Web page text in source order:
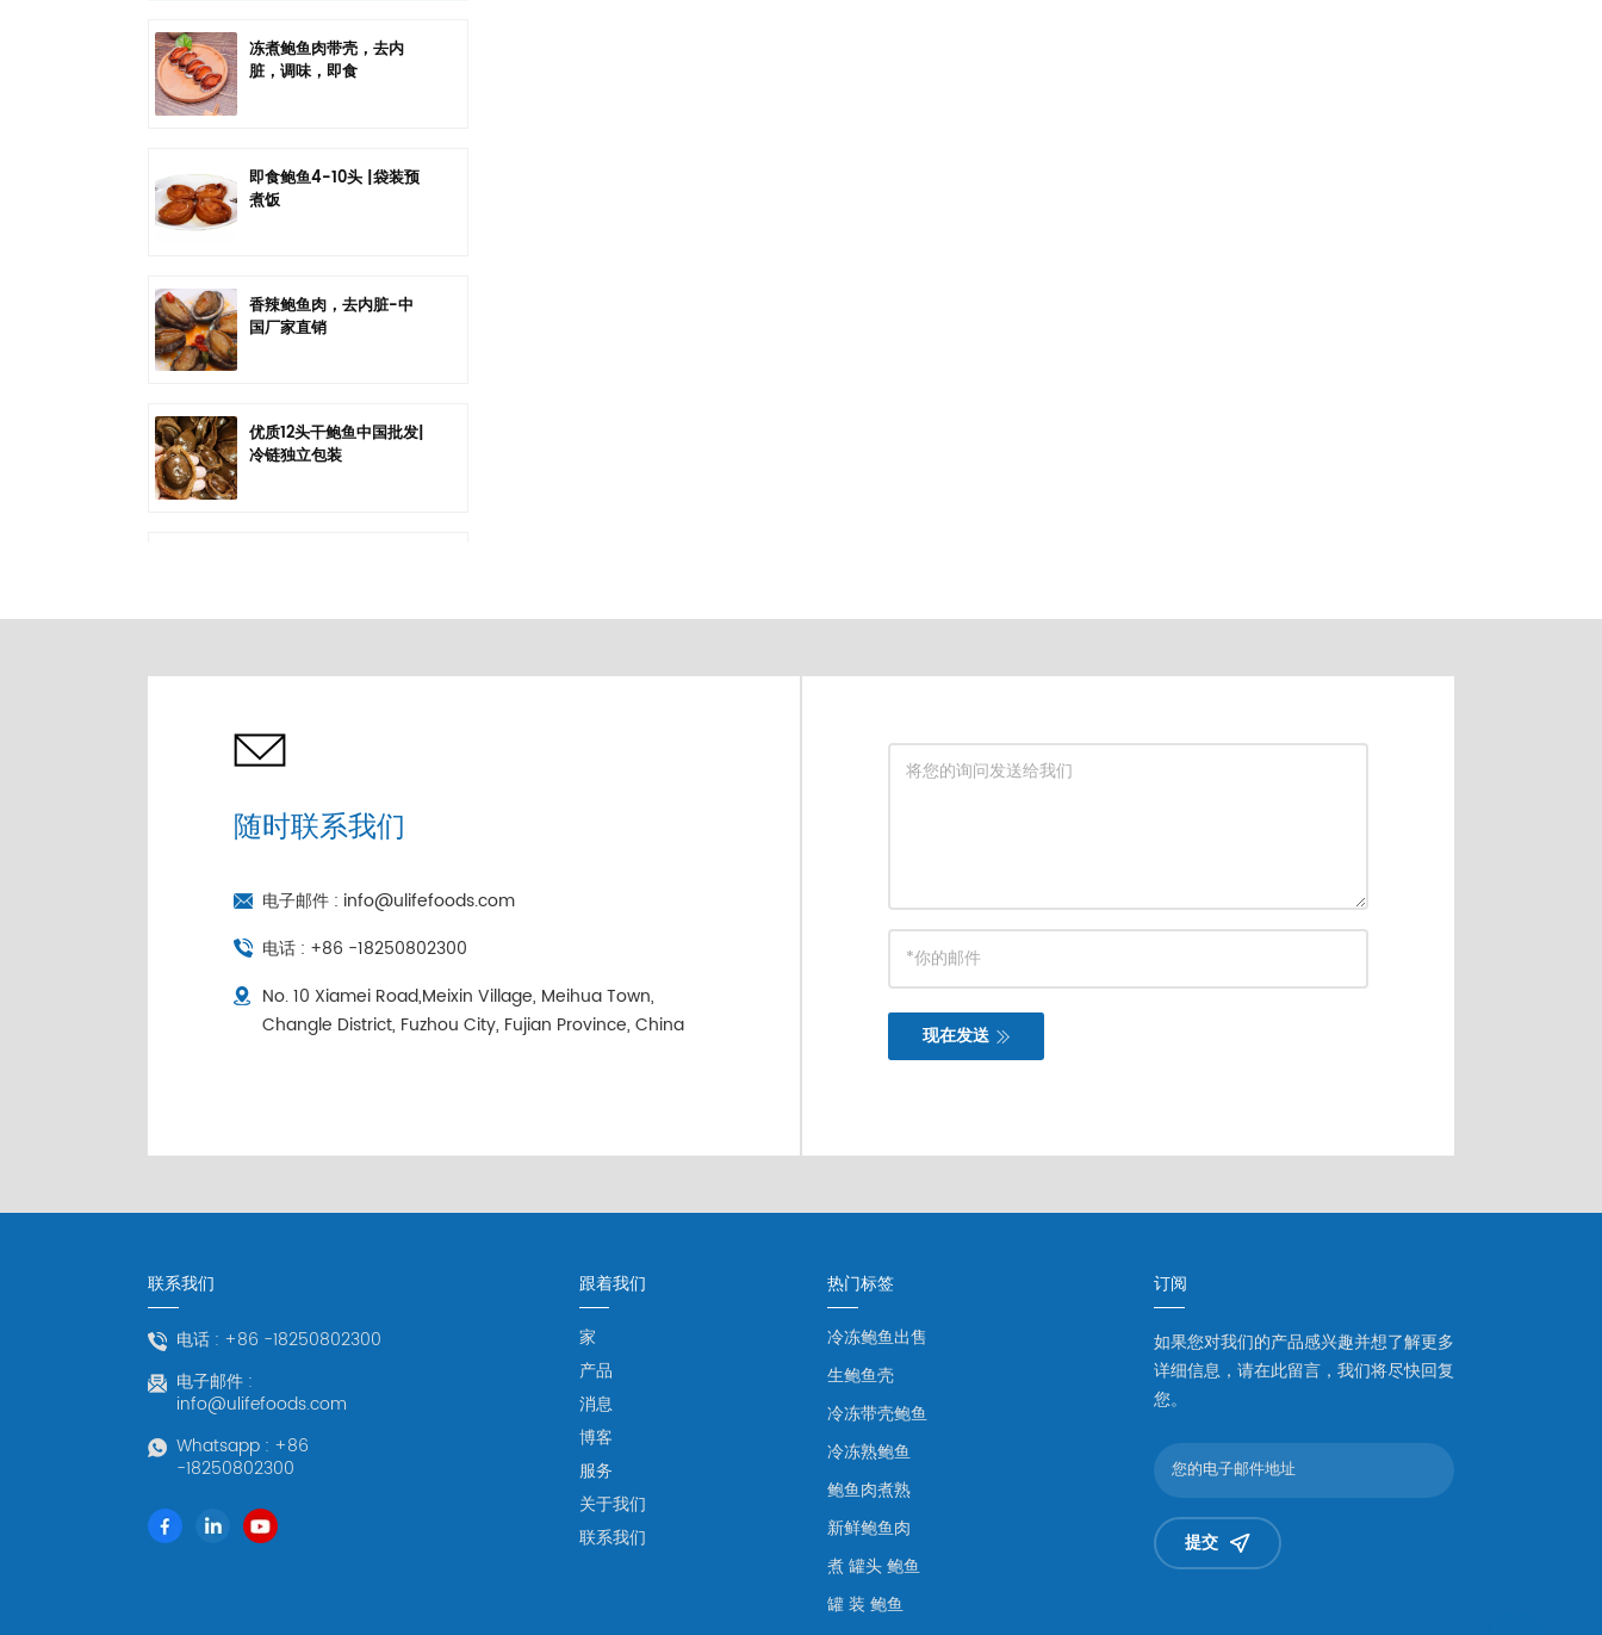
冻煮鲍鱼肉带壳，去内
脏，调味，即食
即食鲍鱼4-10头 |袋装预
煮饭
香辣鲍鱼肉，去内脏-中
国厂家直销
优质12头干鲍鱼中国批发|
冷链独立包装
随时联系我们
电子邮件 : info@ulifefoods.com
电话 : +86 -18250802300
No. 10 Xiamei Road,Meixin Village, Meihua Town,
Changle District, Fuzhou City, Fujian Province, China
现在发送
联系我们
电话 : +86 -18250802300
电子邮件 :
info@ulifefoods.com
Whatsapp : +86
-18250802300
跟着我们
家
产品
消息
博客
服务
关于我们
联系我们
热门标签
冷冻鲍鱼出售
生鲍鱼壳
冷冻带壳鲍鱼
冷冻熟鲍鱼
鲍鱼肉煮熟
新鲜鲍鱼肉
煮 罐头 鲍鱼
罐 装 鲍鱼
订阅
如果您对我们的产品感兴趣并想了解更多
详细信息，请在此留言，我们将尽快回复
您。
提交